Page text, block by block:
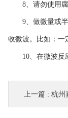
8、请勿使用腐
9、做微量或半
收微波。比如：一
10、在微波反应
上一篇 : 杭州